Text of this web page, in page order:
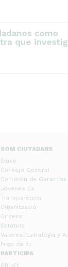
como
que
SOM CIUTADANS
Equip
Consejo General
Comisión de Garantías
Jóvenes Cs
Transparència
Organització
Origens
Estatuts
Valores, Estrategia y
Prop de tu
PARTICIPA
Afilia't